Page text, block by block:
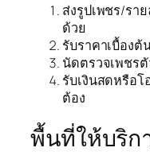
ส่งรูปเพชร/ราย
ด้วย
รับราคาเบื้อง
นัดตรวจเพชรตั
รับเงินสดหรือ
ต้อง
พื้นที่ให้บริก